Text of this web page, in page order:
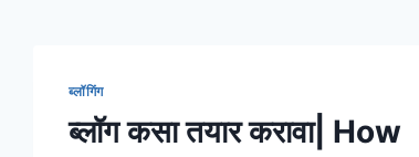
ब्लॉगिंग
ब्लॉग कसा तयार करावा| How